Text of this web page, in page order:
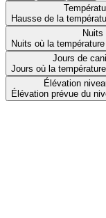
Hausse de la
Nuits
Nuits où la
Jours de
Jours où la
Élévation
Élévation prévue du